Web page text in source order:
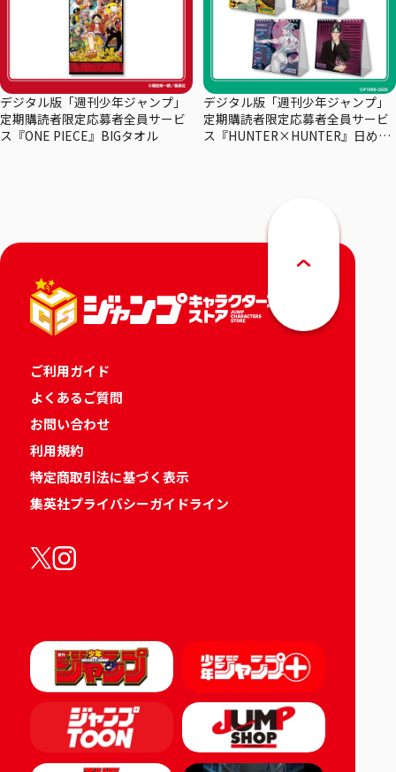
デジタル版「週刊少年ジャンプ」
定期購読者限定応募者全員サービ
ス『ONE PIECE』BIGタオル
デジタル版「週刊少年ジャンプ」
定期購読者限定応募者全員サービ
ス『HUNTER×HUNTER』日めく
ご利用ガイド
よくあるご質問
お問い合わせ
利用規約
特定商取引法に基づく表示
集英社プライバシーガイドライン